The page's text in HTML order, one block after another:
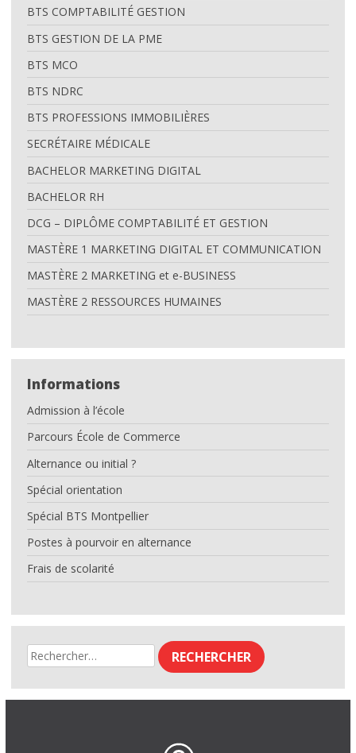
BTS COMPTABILITÉ GESTION
BTS GESTION DE LA PME
BTS MCO
BTS NDRC
BTS PROFESSIONS IMMOBILIÈRES
SECRÉTAIRE MÉDICALE
BACHELOR MARKETING DIGITAL
BACHELOR RH
DCG – DIPLÔME COMPTABILITÉ ET GESTION
MASTÈRE 1 MARKETING DIGITAL ET COMMUNICATION
MASTÈRE 2 MARKETING et e-BUSINESS
MASTÈRE 2 RESSOURCES HUMAINES
Informations
Admission à l’école
Parcours École de Commerce
Alternance ou initial ?
Spécial orientation
Spécial BTS Montpellier
Postes à pourvoir en alternance
Frais de scolarité
Rechercher :
Parcours École de Commerce
choisir une école de commerce
Special BTS Montpellier
Frais de scolarité
Quels métiers après l’école de
commerce ?
info pratiques
L’ACTU
CONTACT
Nous localiser